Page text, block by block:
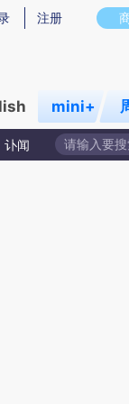
意图存在偏差。不代
注册
mini+
讣闻